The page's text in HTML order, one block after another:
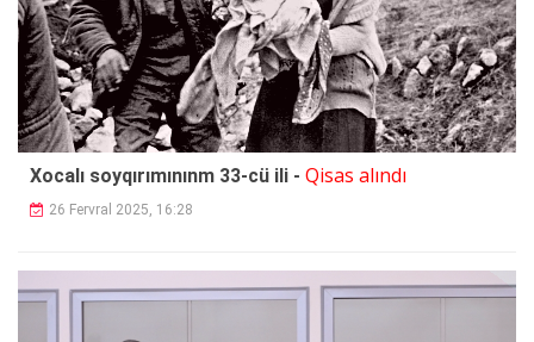
Xocalı soyqırımınınm 33-cü ili - Qisas alındı
26 Fervral 2025, 16:28